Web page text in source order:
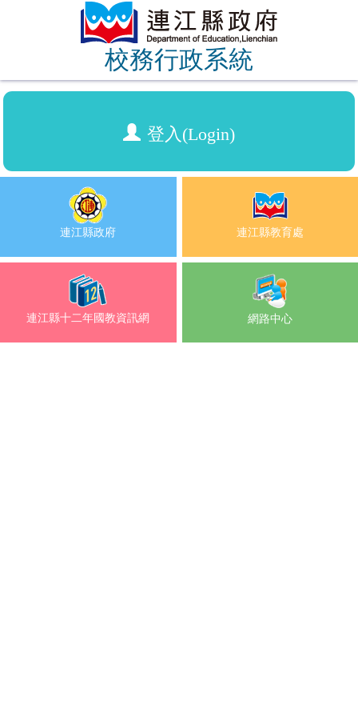
校務行政系統
登入(Login)
連江縣政府 連江縣教育處
連江縣十二年國教資訊網 網路中心